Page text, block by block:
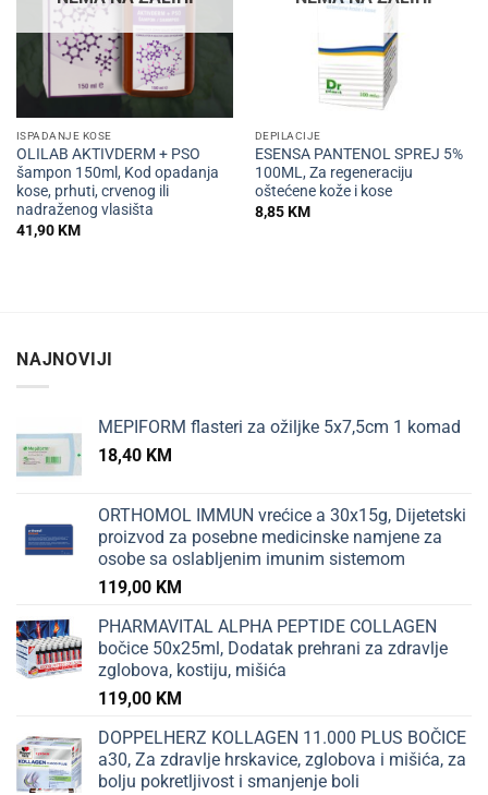
ISPADANJE KOSE
OLILAB AKTIVDERM + PSO
šampon 150ml, Kod opadanja
kose, prhuti, crvenog ili
nadraženog vlasišta
41,90KM
DEPILACIJE
ESENSA PANTENOL SPREJ 5%
100ML, Za regeneraciju
oštećene kože i kose
8,85KM
NAJNOVIJI
MEPIFORM flasteri za ožiljke 5x7,5cm 1 komad
18,40 KM
ORTHOMOL IMMUN vrećice a 30x15g, Dijetetski
proizvod za posebne medicinske namjene za
osobe sa oslabljenim imunim sistemom
119,00 KM
PHARMAVITAL ALPHA PEPTIDE COLLAGEN
bočice 50x25ml, Dodatak prehrani za zdravlje
zglobova, kostiju, mišića
119,00 KM
DOPPELHERZ KOLLAGEN 11.000 PLUS BOČICE
a30, Za zdravlje hrskavice, zglobova i mišića, za
bolju pokretljivost i smanjenje boli